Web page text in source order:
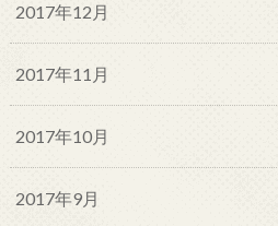
2017年12月
2017年11月
2017年10月
2017年9月